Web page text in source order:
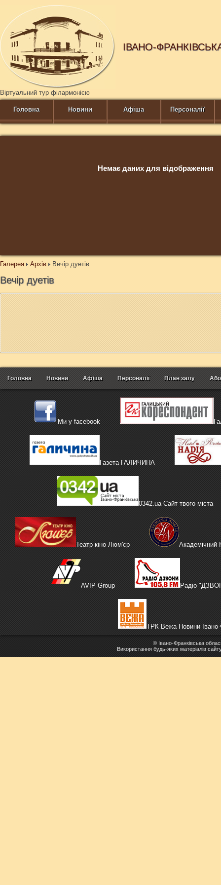
ІВАНО-
Віртуальний тур філармонією
Головна Новини Афіша Персоналії
Немає даних для відображення
Галерея Архів Вечір дуетів
Вечір дуетів
Головна Новини Афіша Персоналії План залу
Ми у facebook
Газета ГАЛИЧИНА
0342.ua Сайт твого міста
Театр кіно Люм'єр Академічний
AVIP Group Радіо
ТРК Вежа Новини Івано-
© Івано-Франківська
Використання будь-яких матеріалів